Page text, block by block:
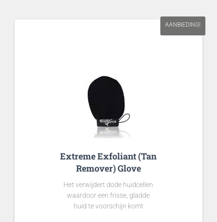
AANBIEDING!
Extreme Exfoliant (Tan
Remover) Glove
Het verwijdert dode huidcellen
waardoor een frisse, gladde
huid te voorschijn komt